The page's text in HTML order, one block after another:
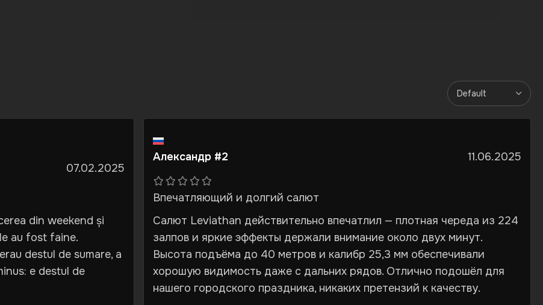
07.02.2025
din weekend și
au fost faine.
destul de sumare, a
e destul de
Александр #2 11.06.2025
Впечатляющий и долгий салют
Салют Leviathan действительно впечатлил — плотная череда из 224
залпов и яркие эффекты держали внимание около двух минут.
Высота подъёма до 40 метров и калибр 25,3 мм обеспечивали
хорошую видимость даже с дальних рядов. Отлично подошёл для
нашего городского праздника, никаких претензий к качеству.